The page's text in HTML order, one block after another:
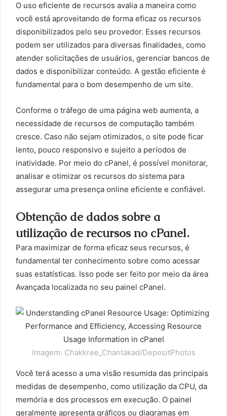
O uso eficiente de recursos avalia a maneira como
você está aproveitando de forma eficaz os recursos
disponibilizados pelo seu provedor. Esses recursos
podem ser utilizados para diversas finalidades, como
atender solicitações de usuários, gerenciar bancos de
dados e disponibilizar conteúdo. A gestão eficiente é
fundamental para o bom desempenho de um site.
Conforme o tráfego de uma página web aumenta, a
necessidade de recursos de computação também
cresce. Caso não sejam otimizados, o site pode ficar
lento, pouco responsivo e sujeito a períodos de
inatividade. Por meio do cPanel, é possível monitorar,
analisar e otimizar os recursos do sistema para
assegurar uma presença online eficiente e confiável.
Obtenção de dados sobre a
utilização de recursos no cPanel.
Para maximizar de forma eficaz seus recursos, é
fundamental ter conhecimento sobre como acessar
suas estatísticas. Isso pode ser feito por meio da área
Avançada localizada no seu painel cPanel.
Imagem: Chakkree_Chantakad/DepositPhotos
Você terá acesso a uma visão resumida das principais
medidas de desempenho, como utilização da CPU, da
memória e dos processos em execução. O painel
geralmente apresenta gráficos ou diagramas em